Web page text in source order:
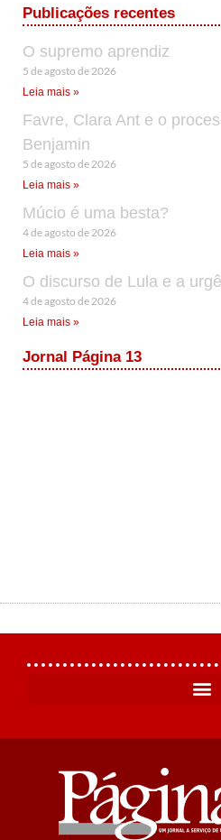
Publicações recentes
O supremo aprendiz
5 de agosto de 2026
Leia mais »
Favre, Clara Ant e o
Benjamin
5 de agosto de 2026
Leia mais »
Múcio é uma besta?
4 de agosto de 2026
Leia mais »
O discurso de Lula e a
4 de agosto de 2026
Leia mais »
Jornal Página 13